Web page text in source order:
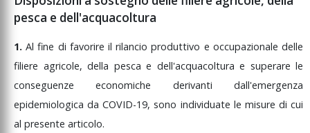
pesca e dell'acquacoltura
1.Alfine di favorireilrilancioproduttivo e occupazionaledelle
filiere agricole, della pesca e dell'acquacoltura e superare le
conseguenzeeconomiche derivantidall'emergenza
epidemiologicadaCOVID-19,sono individuate le misure di cui
al presente articolo.